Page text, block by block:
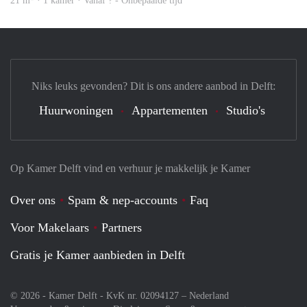
Op Kamer Delft vind en verhuur je makkelijk je Kamer
Over ons Spam & nep-accounts
Faq
Voor Makelaars
Partners
Gratis je Kamer aanbieden in Delft
© 2026 - Kamer Delft - KvK nr. 02094127 – Nederland
Niks leuks gevonden? Dit is ons andere aanbod in Delft:
Huurwoningen Appartementen Studio's